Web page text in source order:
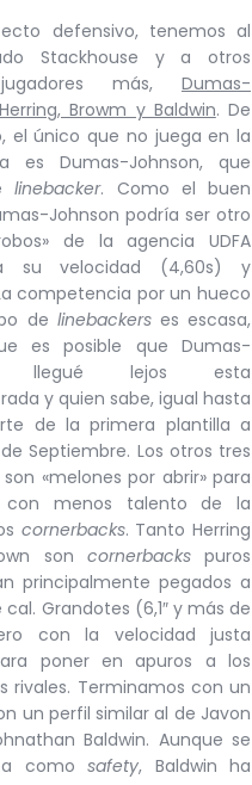
defensivo, tenemos al
Stackhouse y a otros
más, Dumas-
Browm y Baldwin. De
el único que no juega en la
es Dumas-Johnson, que
linebacker. Como el buen
Johnson podría ser otro
de la agencia UDFA
su velocidad (4,60s) y
competencia por un hueco
de linebackers es escasa,
es posible que Dumas-
llegué lejos esta
y quien sabe, igual hasta
de la primera plantilla a
Septiembre. Los otros tres
«melones por abrir» para
menos talento de la
cornerbacks. Tanto Herring
son cornerbacks puros
principalmente pegados a
Grandotes (6,1″ y más de
con la velocidad justa
poner en apuros a los
rivales. Terminamos con un
un perfil similar al de Javon
Baldwin. Aunque se
comosafety, Baldwin ha